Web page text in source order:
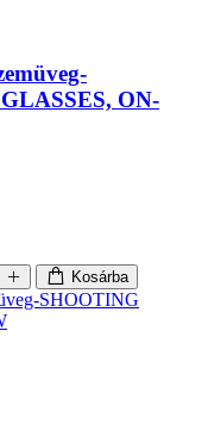
ON-
Kosárba